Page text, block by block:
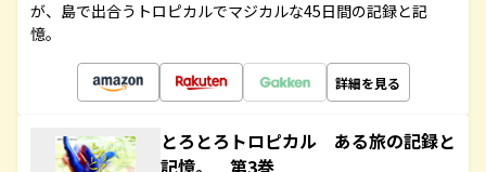
が、島で出合うトロピカルでマジカルな45日間の記録と記
憶。
詳細を見る
とろとろトロピカル ある旅の記録と
記憶。 第3巻